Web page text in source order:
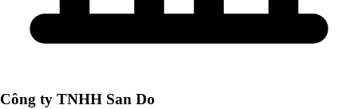
Công ty TNHH San Do